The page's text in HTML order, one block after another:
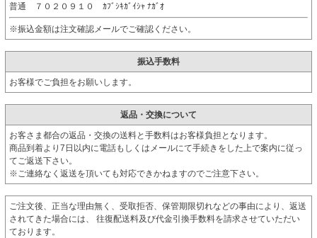
普通 ７０２０９１０ ｶﾌﾞｼｷｶﾞｲｼｬ ﾅｶﾞｵ
※振込金額は注文確認メールでご確認ください。
振込手数料
お客様でご負担をお願いします。
返品・交換について
お客さま都合の返品・交換の送料と手数料はお客様負担となります。
商品到着より7日以内に電話もしくはメールにて手続きをした上で案内に従っ
てご返送下さい。
※ご連絡なく返送を頂いても対応できかねますのでご注意下さい。
ご注文後、正当な理由無く、受取拒否、保管期限切れなどの事由により、返送
されてきた場合には、 往復配送料及び代金引換手数料を請求させていただい
ております。